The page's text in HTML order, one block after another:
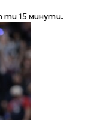
ти 15 минути.